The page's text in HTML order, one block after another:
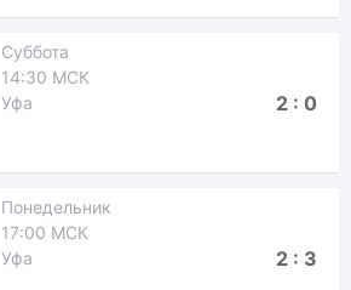
Суббота
14:30 МСК
Уфа
2 : 0
Понедельник
17:00 МСК
Уфа
2 : 3